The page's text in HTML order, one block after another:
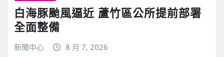
白海豚颱風逼近 蘆竹區公所提前部署
全面整備
新聞中心 8 月 7, 2026